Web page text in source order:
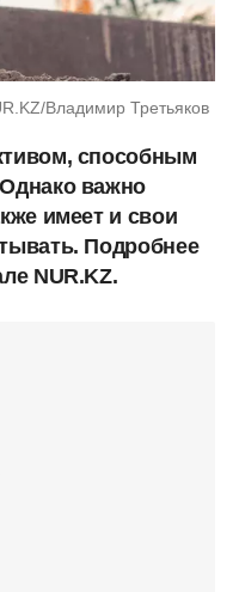
Владимир Третьяков
способным
важно
имеет и свои
Подробнее
NUR.KZ.